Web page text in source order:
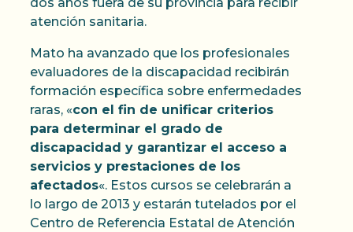
atención sanitaria.
Mato ha avanzado que los profesionales
evaluadores de la discapacidad recibirán
formación específica sobre enfermedades
raras, «con el fin de unificar criterios
para determinar el grado de
discapacidad y garantizar el acceso a
servicios y prestaciones de los
afectados«. Estos cursos se celebrarán a
lo largo de 2013 y estarán tutelados por el
Centro de Referencia Estatal de Atención